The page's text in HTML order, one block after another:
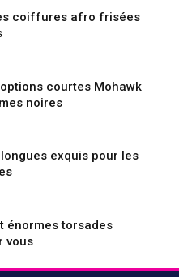
coiffures afro frisées
courtes Mohawk
noires
exquis pour les
énormes torsades
vous